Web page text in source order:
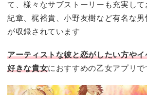
て、様々なサブストーリーも充実し
紀章、梶裕貴、小野友樹など有名な男
が収録されています
アーティストな彼と恋がしたい方や
好きな貴女におすすめの乙女アプリで